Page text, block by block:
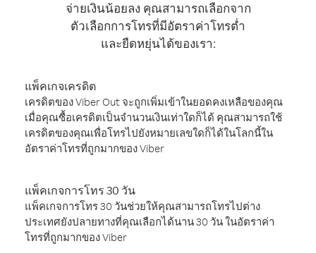
จ่ายเงินน้อยลง คุณสามารถเลือกจาก
ตัวเลือกการโทรที่มีอัตราค่าโทรต่ำ
และยืดหยุ่นได้ของเรา:
แพ็คเกจเครดิต
เครดิตของ Viber Out จะถูกเพิ่มเข้าในยอดคงเหลือของคุณ
เมื่อคุณซื้อเครดิตเป็นจำนวนเงินเท่าใดก็ได้ คุณสามารถใช้
เครดิตของคุณเพื่อโทรไปยังหมายเลขใดก็ได้ในโลกนี้ใน
อัตราค่าโทรที่ถูกมากของ Viber
แพ็คเกจการโทร 30 วัน
แพ็คเกจการโทร 30 วันช่วยให้คุณสามารถโทรไปต่าง
ประเทศยังปลายทางที่คุณเลือกได้นาน 30 วัน ในอัตราค่า
โทรที่ถูกมากของ Viber